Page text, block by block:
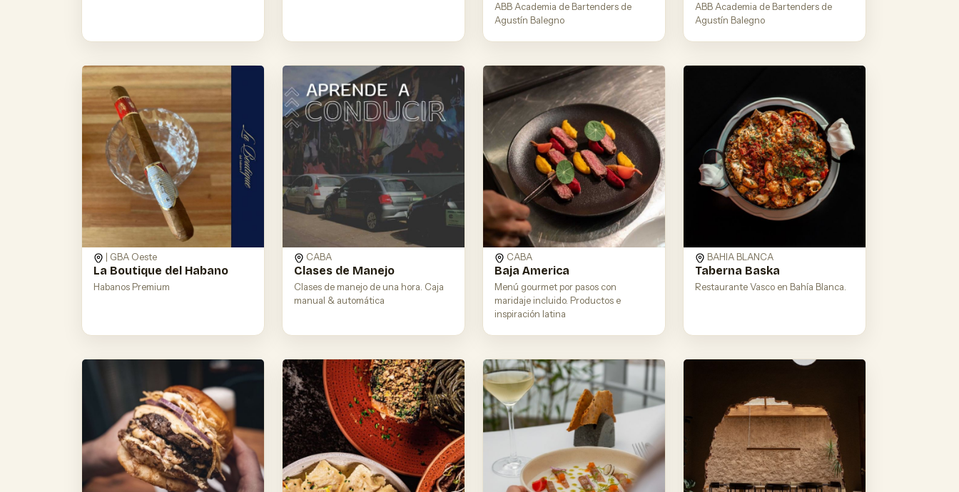
ABB Academia de Bartenders de
Agustín Balegno
ABB Academia de Bartenders de
Agustín Balegno
| GBA Oeste
La Boutique del Habano
Habanos Premium
CABA
Clases de Manejo
Clases de manejo de una hora. Caja
manual & automática
CABA
Baja America
Menú gourmet por pasos con
maridaje incluido. Productos e
inspiración latina
BAHIA BLANCA
Taberna Baska
Restaurante Vasco en Bahía Blanca.